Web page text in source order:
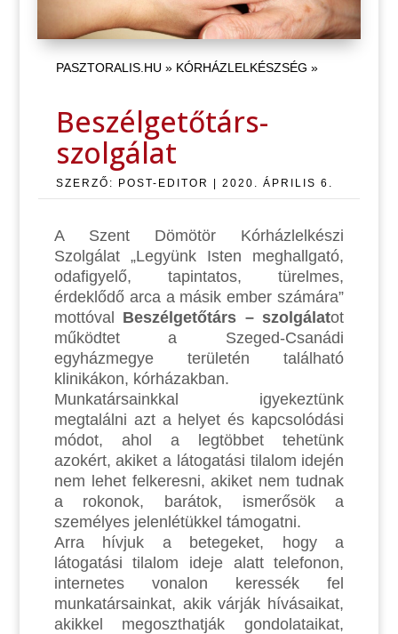
PASZTORALIS.HU » KÓRHÁZLELKÉSZSÉG »
Beszélgetőtárs-
szolgálat
SZERZŐ: POST-EDITOR | 2020. ÁPRILIS 6.
A Szent Dömötör Kórházlelkészi
Szolgálat „Legyünk Isten meghallgató,
odafigyelő, tapintatos, türelmes,
érdeklődő arca a másik ember számára”
mottóval Beszélgetőtárs – szolgálatot
működtet a Szeged-Csanádi
egyházmegye területén található
klinikákon, kórházakban.
Munkatársainkkal igyekeztünk
megtalálni azt a helyet és kapcsolódási
módot, ahol a legtöbbet tehetünk
azokért, akiket a látogatási tilalom idején
nem lehet felkeresni, akiket nem tudnak
a rokonok, barátok, ismerősök a
személyes jelenlétükkel támogatni.
Arra hívjuk a betegeket, hogy a
látogatási tilalom ideje alatt telefonon,
internetes vonalon keressék fel
munkatársainkat, akik várják hívásaikat,
akikkel megoszthatják gondolataikat,